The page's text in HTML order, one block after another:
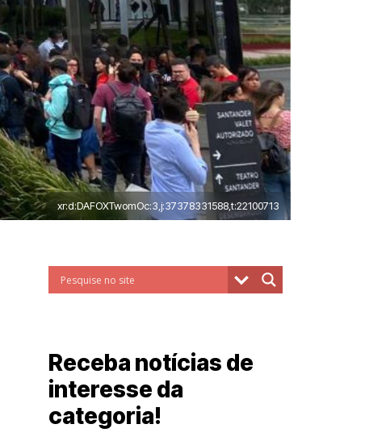
xr:d:DAFOXTwomOc:3,j:37378331588,t:22100713
Receba notícias de
interesse da
categoria!